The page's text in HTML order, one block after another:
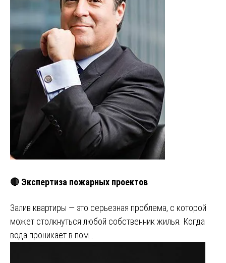
🔴 Экспертиза пожарных проектов
Залив квартиры — это серьезная проблема, с которой
может столкнуться любой собственник жилья. Когда
вода проникает в пом…